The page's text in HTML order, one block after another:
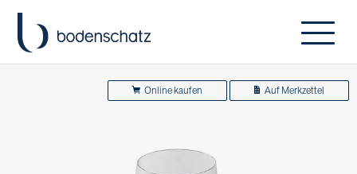
Online kaufen Auf Merkzettel